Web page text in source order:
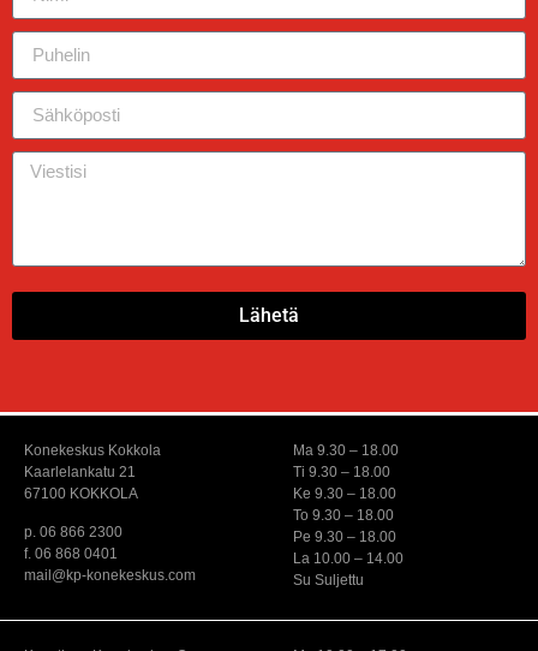
Lähetä
Konekeskus Kokkola
Kaarlelankatu 21
67100 KOKKOLA
p. 06 866 2300
f. 06 868 0401
mail@kp-konekeskus.com
Ma 9.30 – 18.00
Ti 9.30 – 18.00
Ke 9.30 – 18.00
To 9.30 – 18.00
Pe 9.30 – 18.00
La 10.00 – 14.00
Su Suljettu